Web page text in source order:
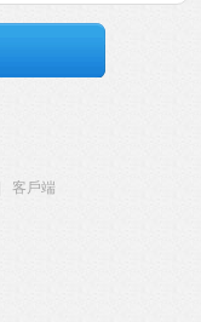
客戶端